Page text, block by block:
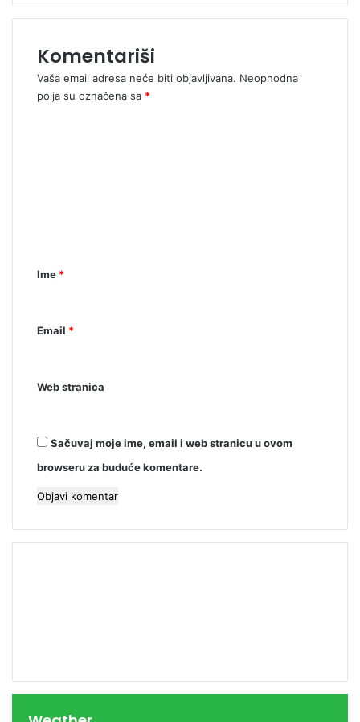
Komentariši
Vaša email adresa neće biti objavljivana. Neophodna
polja su označena sa *
aIme *
Email *
Web stranica
Sačuvaj moje ime, email i web stranicu u ovom
browseru za buduće komentare.